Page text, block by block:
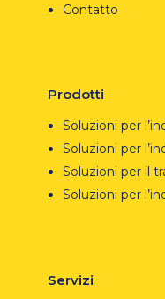
Contatto
Prodotti
Soluzioni per
Soluzioni per
Soluzioni per il
Soluzioni per
Servizi